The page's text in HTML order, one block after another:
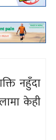
नहुँदा
केही